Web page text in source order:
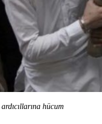
hücum